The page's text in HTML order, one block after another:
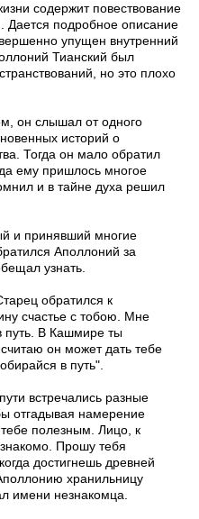
содержит повествование
подробное описание
упущен внутренний
Тианский был
но это плохо
он слышал от одного
историй о
Тогда он мало обратил
ему пришлось многое
и в тайне духа решил
и принявший многие
Аполлоний за
узнать.
обратился к
счастье с тобою. Мне
путь. В Кашмире ты
он может дать тебе
в путь".
встречались разные
отгадывая намерение
полезным. Лицо, к
Прошу тебя
достигнешь древней
хранильницу
имени незнакомца.